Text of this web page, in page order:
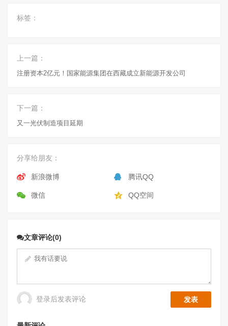
标签：
上一篇：
注册资本2亿元！国家能源集团在西藏成立新能源开发公司
下一篇：
又一光伏制造项目延期
分享给朋友：
新浪微博 腾讯QQ
微信 QQ空间
文章评论(0)
登录后发表评论